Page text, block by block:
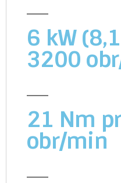
6 kW
3200
21 Nm
obr/min